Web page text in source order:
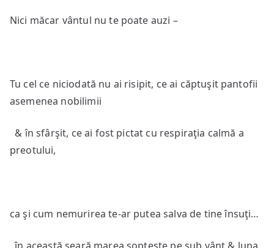
Nici măcar vântul nu te poate auzi –
Tu cel ce niciodată nu ai risipit, ce ai căptuşit pantofii
asemenea nobilimii
& în sfârşit, ce ai fost pictat cu respiraţia calmă a
preotului,
ca şi cum nemurirea te-ar putea salva de tine însuţi…